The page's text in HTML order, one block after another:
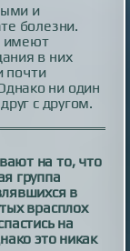
и
болезни.
имеют
в них
почти
ни один
с другом.
на то, что
группа
в
врасплох
на
это никак